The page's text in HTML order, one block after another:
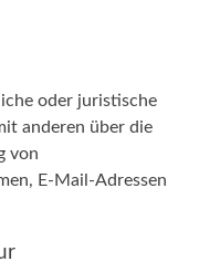
oder juristische
anderen über die
von
E-Mail-Adressen